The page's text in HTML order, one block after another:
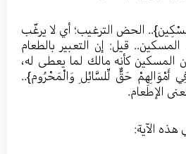
الحض الترغيب؛ أي لا يرغّب
قيل: إن التعبير بالطعام
المسكين كأنه مالك لما يعطى له،
أَمْوَالِهِمْ حَقٌّ لِّلسَّائِلِ وَالْمَحْرُوم}..
الإطعام.
هذه الآية: